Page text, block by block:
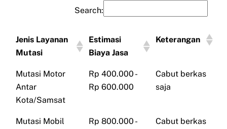
Search:
Jenis Layanan
Mutasi
Estimasi
Biaya Jasa
Keterangan
Mutasi Motor
Antar
Kota/Samsat
Rp 400.000 -
Rp 600.000
Cabut berkas
saja
Mutasi Mobil
Rp 800.000 -
Cabut berkas